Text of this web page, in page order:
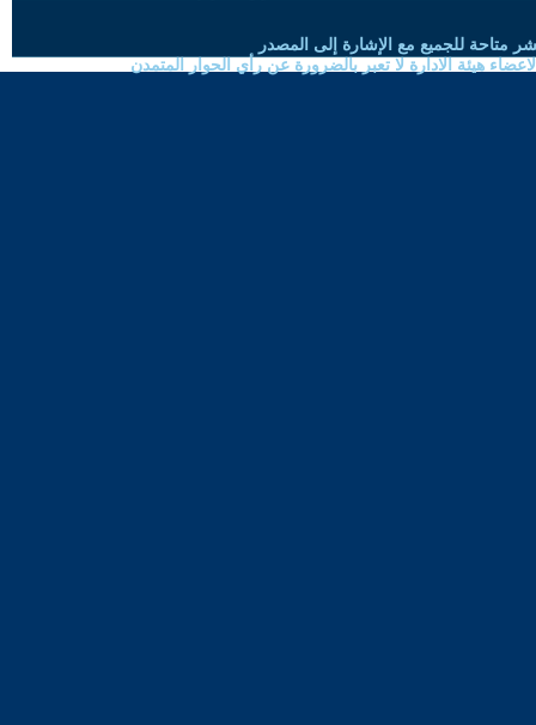
متاحة للجميع مع الإشارة إلى المصدر
هيئة الادارة لا تعبر بالضرورة عن رأي الحوار المتمدن